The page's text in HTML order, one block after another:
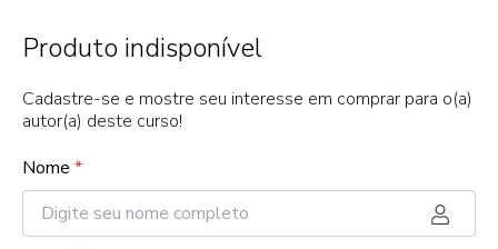
Produto indisponível
Cadastre-se e mostre seu interesse em comprar para o(a)
autor(a) deste curso!
Nome *